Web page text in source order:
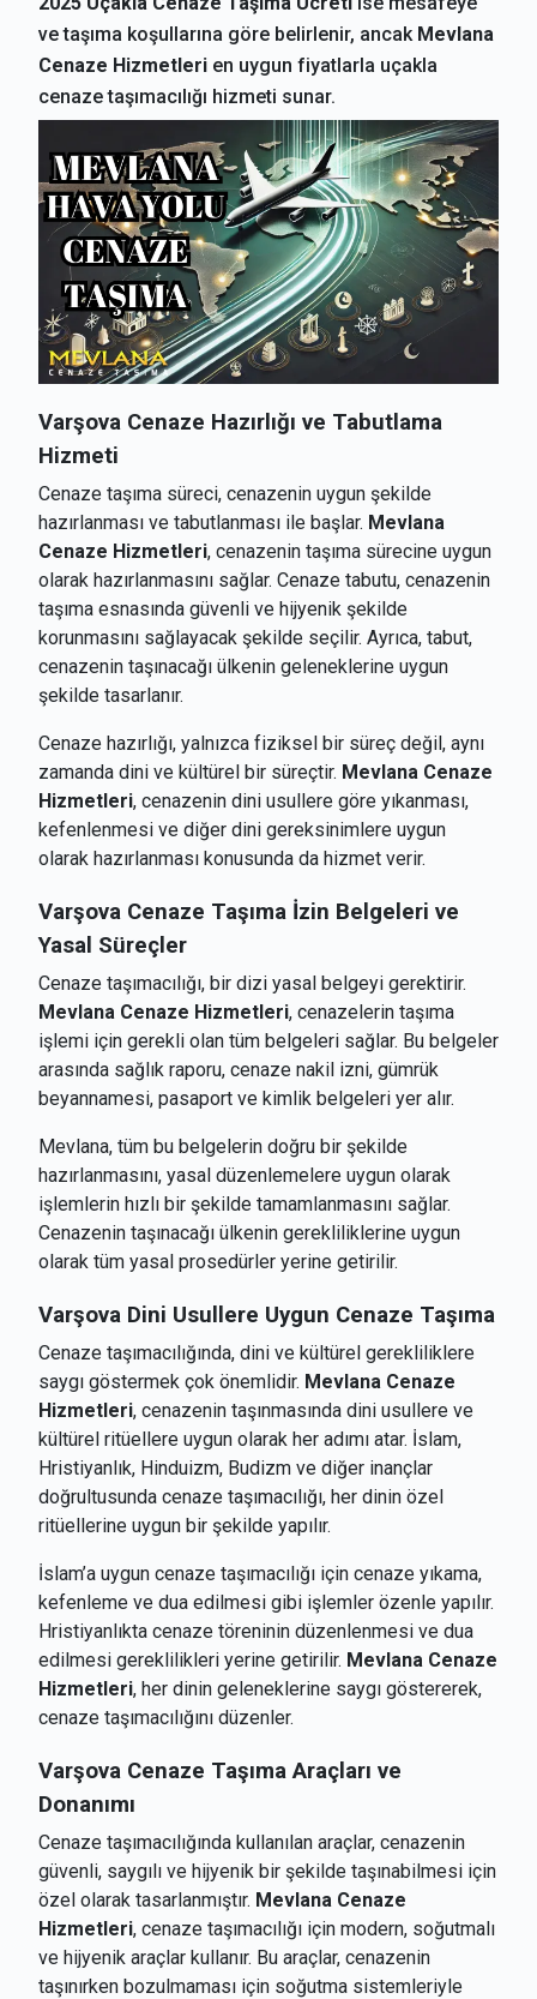
ve taşıma koşullarına göre belirlenir, ancak Mevlana
Cenaze Hizmetleri en uygun fiyatlarla uçakla
cenaze taşımacılığı hizmeti sunar.
Varşova Cenaze Hazırlığı ve Tabutlama
Hizmeti
Cenaze taşıma süreci, cenazenin uygun şekilde
hazırlanması ve tabutlanması ile başlar. Mevlana
Cenaze Hizmetleri, cenazenin taşıma sürecine uygun
olarak hazırlanmasını sağlar. Cenaze tabutu, cenazenin
taşıma esnasında güvenli ve hijyenik şekilde
korunmasını sağlayacak şekilde seçilir. Ayrıca, tabut,
cenazenin taşınacağı ülkenin geleneklerine uygun
şekilde tasarlanır.
Cenaze hazırlığı, yalnızca fiziksel bir süreç değil, aynı
zamanda dini ve kültürel bir süreçtir. Mevlana Cenaze
Hizmetleri, cenazenin dini usullere göre yıkanması,
kefenlenmesi ve diğer dini gereksinimlere uygun
olarak hazırlanması konusunda da hizmet verir.
Varşova Cenaze Taşıma İzin Belgeleri ve
Yasal Süreçler
Cenaze taşımacılığı, bir dizi yasal belgeyi gerektirir.
Mevlana Cenaze Hizmetleri, cenazelerin taşıma
işlemi için gerekli olan tüm belgeleri sağlar. Bu belgeler
arasında sağlık raporu, cenaze nakil izni, gümrük
beyannamesi, pasaport ve kimlik belgeleri yer alır.
Mevlana, tüm bu belgelerin doğru bir şekilde
hazırlanmasını, yasal düzenlemelere uygun olarak
işlemlerin hızlı bir şekilde tamamlanmasını sağlar.
Cenazenin taşınacağı ülkenin gerekliliklerine uygun
olarak tüm yasal prosedürler yerine getirilir.
Varşova Dini Usullere Uygun Cenaze Taşıma
Cenaze taşımacılığında, dini ve kültürel gerekliliklere
saygı göstermek çok önemlidir. Mevlana Cenaze
Hizmetleri, cenazenin taşınmasında dini usullere ve
kültürel ritüellere uygun olarak her adımı atar. İslam,
Hristiyanlık, Hinduizm, Budizm ve diğer inançlar
doğrultusunda cenaze taşımacılığı, her dinin özel
ritüellerine uygun bir şekilde yapılır.
İslam’a uygun cenaze taşımacılığı için cenaze yıkama,
kefenleme ve dua edilmesi gibi işlemler özenle yapılır.
Hristiyanlıkta cenaze töreninin düzenlenmesi ve dua
edilmesi gereklilikleri yerine getirilir. Mevlana Cenaze
Hizmetleri, her dinin geleneklerine saygı göstererek,
cenaze taşımacılığını düzenler.
Varşova Cenaze Taşıma Araçları ve
Donanımı
Cenaze taşımacılığında kullanılan araçlar, cenazenin
güvenli, saygılı ve hijyenik bir şekilde taşınabilmesi için
özel olarak tasarlanmıştır. Mevlana Cenaze
Hizmetleri, cenaze taşımacılığı için modern, soğutmalı
ve hijyenik araçlar kullanır. Bu araçlar, cenazenin
taşınırken bozulmaması için soğutma sistemleriyle